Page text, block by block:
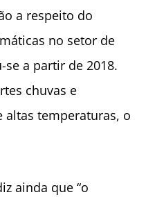
a respeito do
no setor de
a partir de 2018.
chuvas e
altas temperaturas, o
ainda que “o